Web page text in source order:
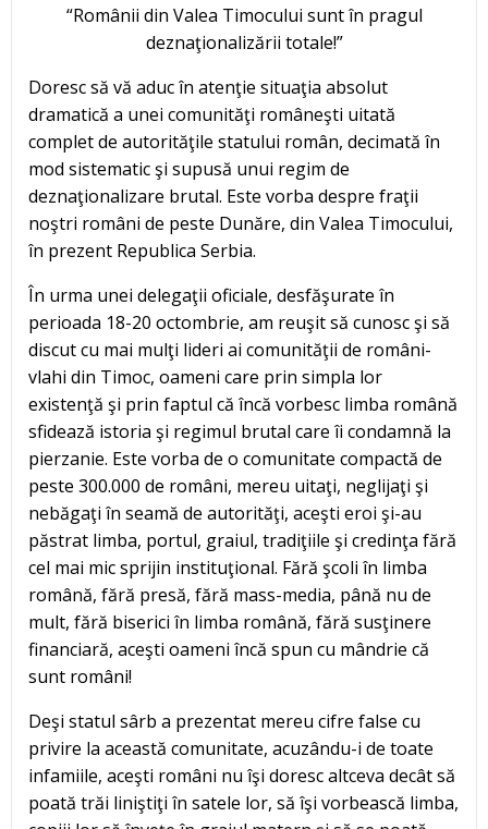
“Românii din Valea Timocului sunt în pragul
deznaţionalizării totale!”
Doresc să vă aduc în atenţie situaţia absolut
dramatică a unei comunităţi româneşti uitată
complet de autorităţile statului român, decimată în
mod sistematic şi supusă unui regim de
deznaţionalizare brutal. Este vorba despre fraţii
noştri români de peste Dunăre, din Valea Timocului,
în prezent Republica Serbia.
În urma unei delegaţii oficiale, desfăşurate în
perioada 18-20 octombrie, am reuşit să cunosc şi să
discut cu mai mulţi lideri ai comunităţii de români-
vlahi din Timoc, oameni care prin simpla lor
existenţă şi prin faptul că încă vorbesc limba română
sfidează istoria şi regimul brutal care îi condamnă la
pierzanie. Este vorba de o comunitate compactă de
peste 300.000 de români, mereu uitaţi, neglijaţi şi
nebăgaţi în seamă de autorităţi, aceşti eroi şi-au
păstrat limba, portul, graiul, tradiţiile şi credinţa fără
cel mai mic sprijin instituţional. Fără şcoli în limba
română, fără presă, fără mass-media, până nu de
mult, fără biserici în limba română, fără susţinere
financiară, aceşti oameni încă spun cu mândrie că
sunt români!
Deşi statul sârb a prezentat mereu cifre false cu
privire la această comunitate, acuzându-i de toate
infamiile, aceşti români nu îşi doresc altceva decât să
poată trăi liniştiţi în satele lor, să îşi vorbească limba,